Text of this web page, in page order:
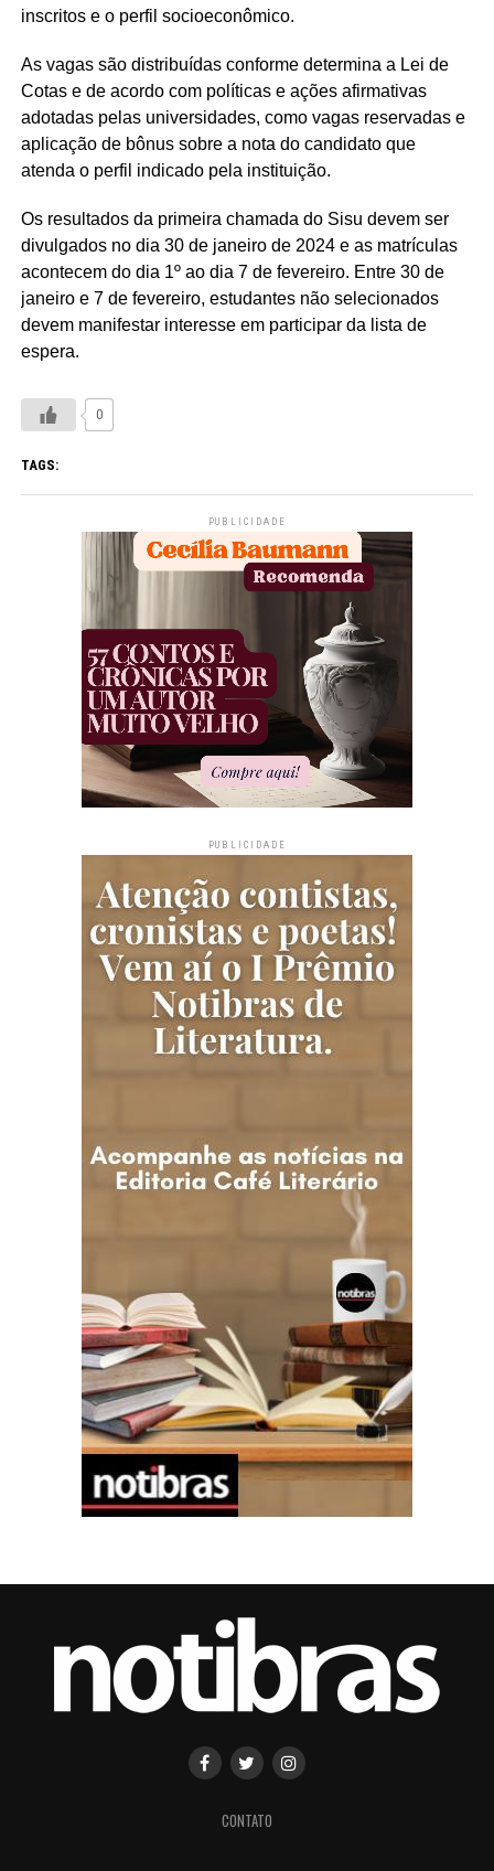
inscritos e o perfil socioeconômico.
As vagas são distribuídas conforme determina a Lei de
Cotas e de acordo com políticas e ações afirmativas
adotadas pelas universidades, como vagas reservadas e
aplicação de bônus sobre a nota do candidato que
atenda o perfil indicado pela instituição.
Os resultados da primeira chamada do Sisu devem ser
divulgados no dia 30 de janeiro de 2024 e as matrículas
acontecem do dia 1º ao dia 7 de fevereiro. Entre 30 de
janeiro e 7 de fevereiro, estudantes não selecionados
devem manifestar interesse em participar da lista de
espera.
0
TAGS:
PUBLICIDADE
PUBLICIDADE
CONTATO